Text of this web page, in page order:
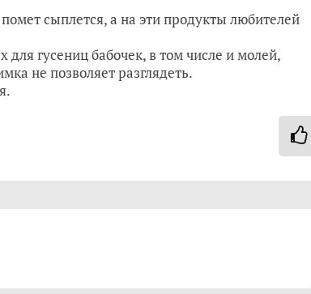
сыплется, а на эти продукты любителей
гусениц бабочек, в том числе и молей,
не позволяет разглядеть.